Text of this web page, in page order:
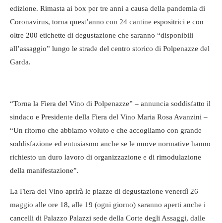
edizione. Rimasta ai box per tre anni a causa della pandemia di
Coronavirus, torna quest’anno con 24 cantine espositrici e con
oltre 200 etichette di degustazione che saranno “disponibili
all’assaggio” lungo le strade del centro storico di Polpenazze del
Garda.
“Torna la Fiera del Vino di Polpenazze” – annuncia soddisfatto il
sindaco e Presidente della Fiera del Vino Maria Rosa Avanzini –
“Un ritorno che abbiamo voluto e che accogliamo con grande
soddisfazione ed entusiasmo anche se le nuove normative hanno
richiesto un duro lavoro di organizzazione e di rimodulazione
della manifestazione”.
La Fiera del Vino aprirà le piazze di degustazione venerdì 26
maggio alle ore 18, alle 19 (ogni giorno) saranno aperti anche i
cancelli di Palazzo Palazzi sede della Corte degli Assaggi, dalle